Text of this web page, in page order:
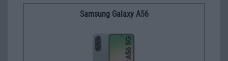
Samsung Galaxy A56